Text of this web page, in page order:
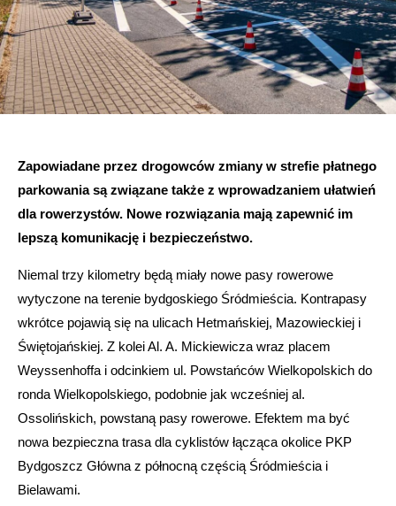
Zapowiadane przez drogowców zmiany w strefie płatnego
parkowania są związane także z wprowadzaniem ułatwień
dla rowerzystów. Nowe rozwiązania mają zapewnić im
lepszą komunikację i bezpieczeństwo.
Niemal trzy kilometry będą miały nowe pasy rowerowe
wytyczone na terenie bydgoskiego Śródmieścia. Kontrapasy
wkrótce pojawią się na ulicach Hetmańskiej, Mazowieckiej i
Świętojańskiej. Z kolei Al. A. Mickiewicza wraz placem
Weyssenhoffa i odcinkiem ul. Powstańców Wielkopolskich do
ronda Wielkopolskiego, podobnie jak wcześniej al.
Ossolińskich, powstaną pasy rowerowe. Efektem ma być
nowa bezpieczna trasa dla cyklistów łącząca okolice PKP
Bydgoszcz Główna z północną częścią Śródmieścia i
Bielawami.